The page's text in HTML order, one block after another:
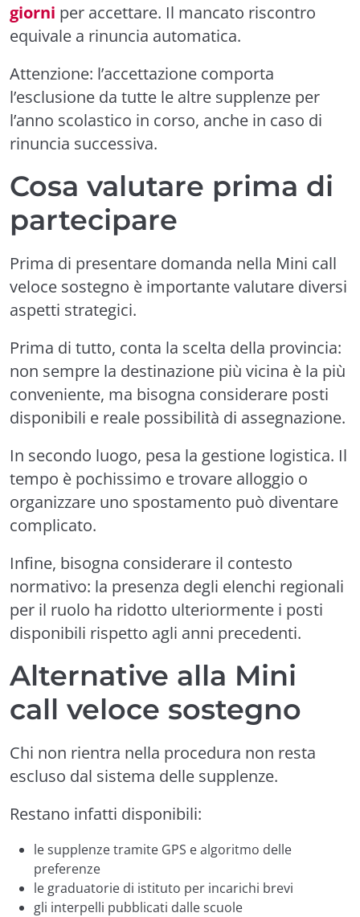
giorni per accettare. Il mancato riscontro
equivale a rinuncia automatica.
Attenzione: l’accettazione comporta
l’esclusione da tutte le altre supplenze per
l’anno scolastico in corso, anche in caso di
rinuncia successiva.
Cosa valutare prima di
partecipare
Prima di presentare domanda nella Mini call
veloce sostegno è importante valutare diversi
aspetti strategici.
Prima di tutto, conta la scelta della provincia:
non sempre la destinazione più vicina è la più
conveniente, ma bisogna considerare posti
disponibili e reale possibilità di assegnazione.
In secondo luogo, pesa la gestione logistica. Il
tempo è pochissimo e trovare alloggio o
organizzare uno spostamento può diventare
complicato.
Infine, bisogna considerare il contesto
normativo: la presenza degli elenchi regionali
per il ruolo ha ridotto ulteriormente i posti
disponibili rispetto agli anni precedenti.
Alternative alla Mini
call veloce sostegno
Chi non rientra nella procedura non resta
escluso dal sistema delle supplenze.
Restano infatti disponibili:
le supplenze tramite GPS e algoritmo delle
preferenze
le graduatorie di istituto per incarichi brevi
gli interpelli pubblicati dalle scuole